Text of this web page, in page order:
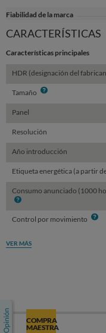
Fiabilidad de la marca
CARACTERÍSTICAS
Características principales
HDR (designación del
Tamaño Info
Panel
Resolución
Año introducción
Etiqueta energética (a partir
Consumo anunciado (1000
Info
Control por movimiento Info
VER MÁS
COMPRA
MAESTRA